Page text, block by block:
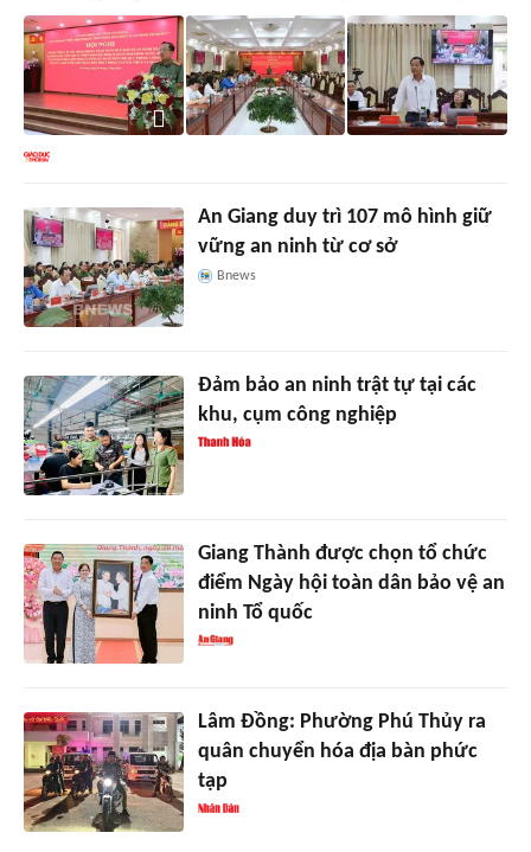
An Giang duy trì 107 mô hình giữ
vững an ninh từ cơ sở
Bnews
Đảm bảo an ninh trật tự tại các
khu, cụm công nghiệp
Giang Thành được chọn tổ chức
điểm Ngày hội toàn dân bảo vệ an
ninh Tổ quốc
Lâm Đồng: Phường Phú Thủy ra
quân chuyển hóa địa bàn phức
tạp